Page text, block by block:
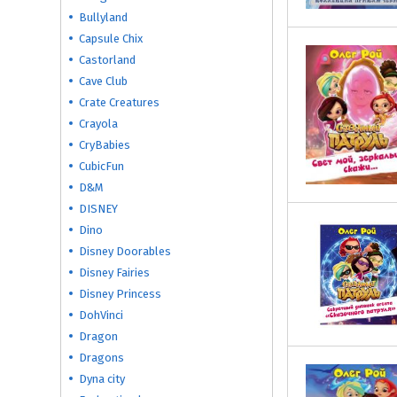
Bullyland
Capsule Chix
Castorland
Cave Club
Crate Creatures
Crayola
CryBabies
CubicFun
D&M
DISNEY
Dino
Disney Doorables
Disney Fairies
Disney Princess
DohVinci
Dragon
Dragons
Dyna city